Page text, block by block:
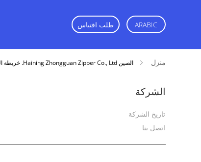
طلب اقتباس ARABIC
منزل الصين Haining Zhongguan Zipper Co., Ltd. خريطة الموقع
الشركة
تاريخ الشركة
اتصل بنا